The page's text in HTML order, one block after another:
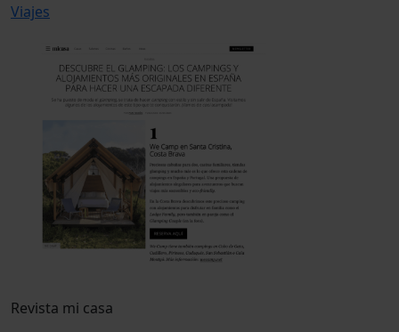
Viajes
Revista mi casa